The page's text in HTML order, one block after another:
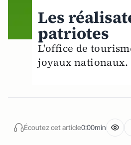
Les
patriotes
L'office de
joyaux nationaux.
Écoutez cet article0:00min